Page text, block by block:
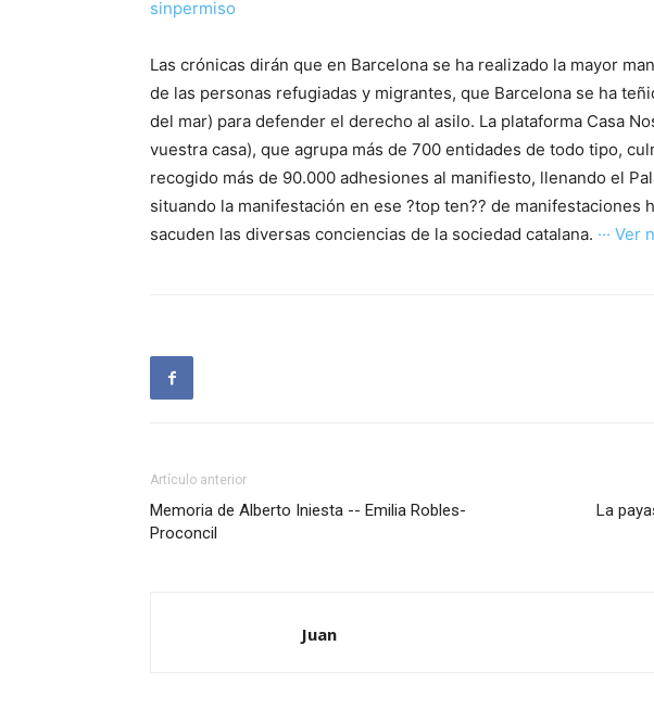
sinpermiso
Las crónicas dirán que en Barcelona se ha realizado la mayor
de las personas refugiadas y migrantes, que Barcelona se ha
del mar) para defender el derecho al asilo. La plataforma Casa
vuestra casa), que agrupa más de 700 entidades de todo tipo,
recogido más de 90.000 adhesiones al manifiesto, llenando el
situando la manifestación en ese ?top ten?? de manifestaciones
sacuden las diversas conciencias de la sociedad catalana. ··· Ver
Artículo anterior
Memoria de Alberto Iniesta -- Emilia Robles-
Proconcil
La
Juan